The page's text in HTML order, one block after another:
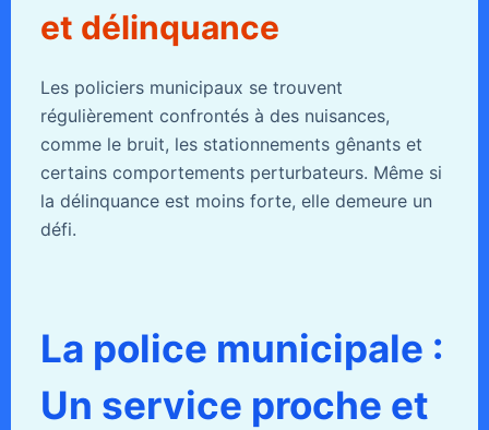
et délinquance
Les policiers municipaux se trouvent
régulièrement confrontés à des nuisances,
comme le bruit, les stationnements gênants et
certains comportements perturbateurs. Même si
la délinquance est moins forte, elle demeure un
défi.
La police municipale :
Un service proche et